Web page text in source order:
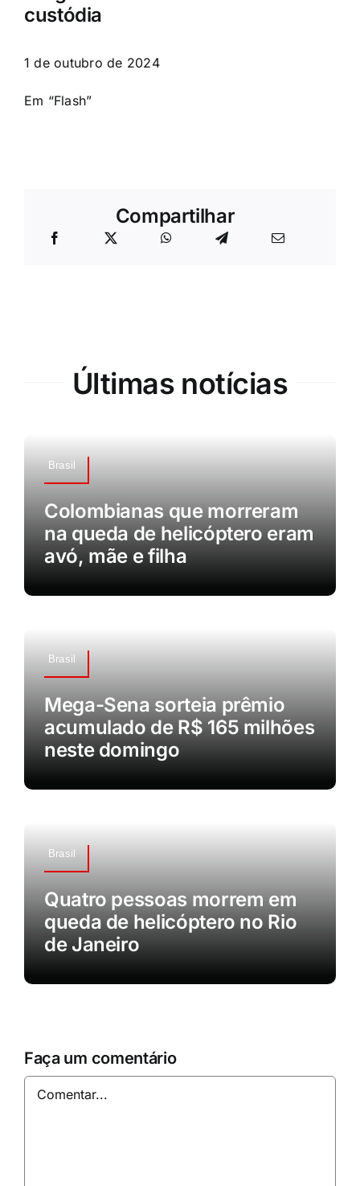
custódia
1 de outubro de 2024
Em “Flash”
Compartilhar
Últimas notícias
Brasil
Colombianas que morreram
na queda de helicóptero eram
avó, mãe e filha
Brasil
Mega-Sena sorteia prêmio
acumulado de R$ 165 milhões
neste domingo
Brasil
Quatro pessoas morrem em
queda de helicóptero no Rio
de Janeiro
Faça um comentário
Comentar